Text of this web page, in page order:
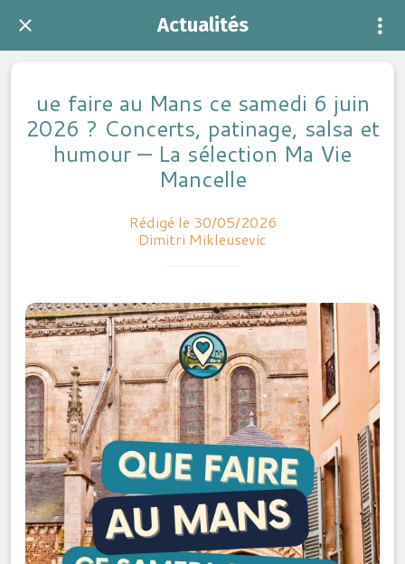
Actualités
ue faire au Mans ce samedi 6 juin
2026 ? Concerts, patinage, salsa et
humour — La sélection Ma Vie
Mancelle
Rédigé le 30/05/2026
Dimitri Mikleusevic